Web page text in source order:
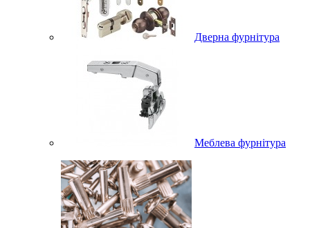
Дверна фурнітура
Меблева фурнітура